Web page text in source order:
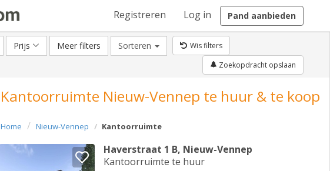
Registreren Log in Pand aanbieden
Prijs Meer filters Sorteren
Wis filters
Zoekopdracht opslaan
Kantoorruimte Nieuw-Vennep te huur & te koop
Home Nieuw-Vennep Kantoorruimte
Haverstraat 1 B, Nieuw-Vennep
Kantoorruimte te huur